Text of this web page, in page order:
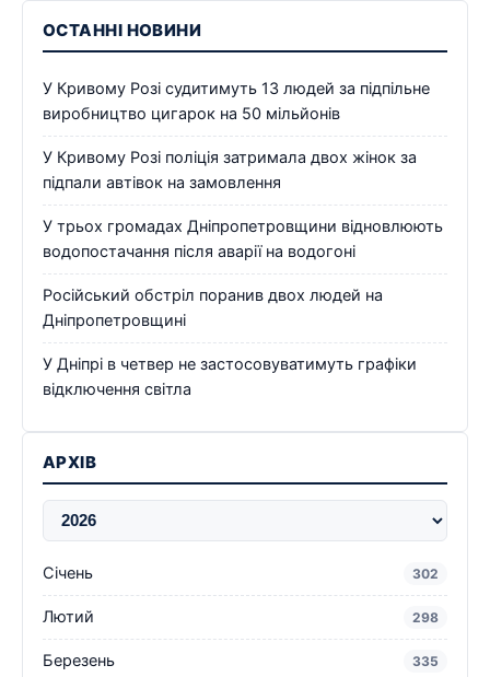
ОСТАННІ НОВИНИ
У Кривому Розі судитимуть 13 людей за підпільне
виробництво цигарок на 50 мільйонів
У Кривому Розі поліція затримала двох жінок за
підпали автівок на замовлення
У трьох громадах Дніпропетровщини відновлюють
водопостачання після аварії на водогоні
Російський обстріл поранив двох людей на
Дніпропетровщині
У Дніпрі в четвер не застосовуватимуть графіки
відключення світла
АРХІВ
Січень 302
Лютий 298
Березень 335